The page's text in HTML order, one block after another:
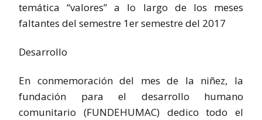
temática “valores” a lo largo de los meses
faltantes del semestre 1er semestre del 2017
Desarrollo
En conmemoración del mes de la niñez, la
fundación para el desarrollo humano
comunitario (FUNDEHUMAC) dedico todo el